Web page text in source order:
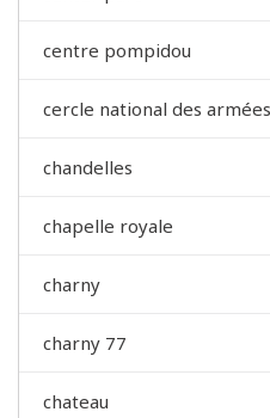
centre pompidou
cercle national des armées
chandelles
chapelle royale
charny
charny 77
chateau